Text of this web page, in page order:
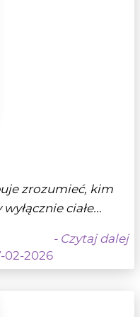
zrozumieć, kim
ciałe...
- Czytaj dalej
02-2026